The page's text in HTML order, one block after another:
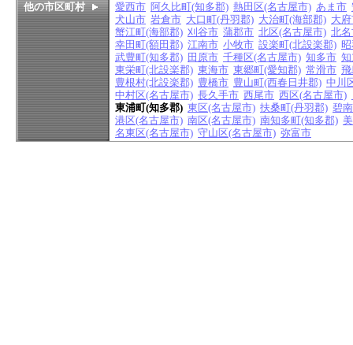
他の市区町村 愛西市 阿久比町(知多郡) 熱田区(名古屋市) あま市
犬山市 岩倉市 大口町(丹羽郡) 大治町(海部郡) 大
蟹江町(海部郡) 刈谷市 蒲郡市 北区(名古屋市) 北
幸田町(額田郡) 江南市 小牧市 設楽町(北設楽郡)
武豊町(知多郡) 田原市 千種区(名古屋市) 知多市
東栄町(北設楽郡) 東海市 東郷町(愛知郡) 常滑市
豊根村(北設楽郡) 豊橋市 豊山町(西春日井郡) 中川
中村区(名古屋市) 長久手市 西尾市 西区(名古屋市)
東浦町(知多郡) 東区(名古屋市) 扶桑町(丹羽郡) 碧
港区(名古屋市) 南区(名古屋市) 南知多町(知多郡)
名東区(名古屋市) 守山区(名古屋市) 弥富市